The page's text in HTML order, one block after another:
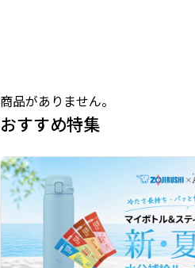
商品がありません。
おすすめ特集